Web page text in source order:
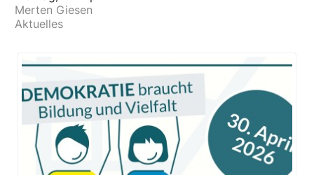
Merten Giesen
Aktuelles